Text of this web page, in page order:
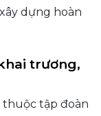
dựng hoàn
trương,
thuộc tập đoàn